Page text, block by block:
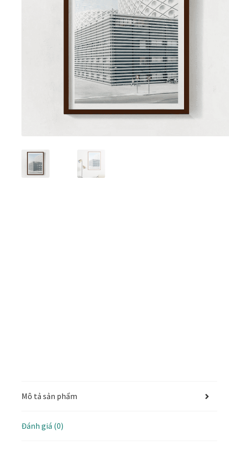
Tranh sơn mài phòng khách Tranh tặng đối tác
Tranh treo phòng làm việc giám đốcTranh treo phòng ngủ
Xưởng tranh Mia Home
Mô tả sản phẩm
Đánh giá (0)